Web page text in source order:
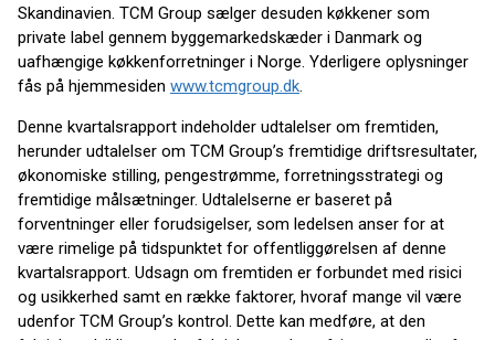
Skandinavien. TCM Group sælger desuden køkkener som
private label gennem byggemarkedskæder i Danmark og
uafhængige køkkenforretninger i Norge. Yderligere oplysninger
fås på hjemmesiden www.tcmgroup.dk.
Denne kvartalsrapport indeholder udtalelser om fremtiden,
herunder udtalelser om TCM Group’s fremtidige driftsresultater,
økonomiske stilling, pengestrømme, forretningsstrategi og
fremtidige målsætninger. Udtalelserne er baseret på
forventninger eller forudsigelser, som ledelsen anser for at
være rimelige på tidspunktet for offentliggørelsen af denne
kvartalsrapport. Udsagn om fremtiden er forbundet med risici
og usikkerhed samt en række faktorer, hvoraf mange vil være
udenfor TCM Group’s kontrol. Dette kan medføre, at den